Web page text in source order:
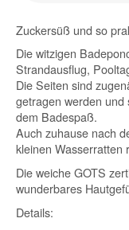
Zuckersüß und so
Die witzigen
Strandausflug,
Die Seiten sind
getragen werden und
dem Badespaß.
Auch zuhause nach
kleinen Wasserratten
Die weiche GOTS
wunderbares
Details: